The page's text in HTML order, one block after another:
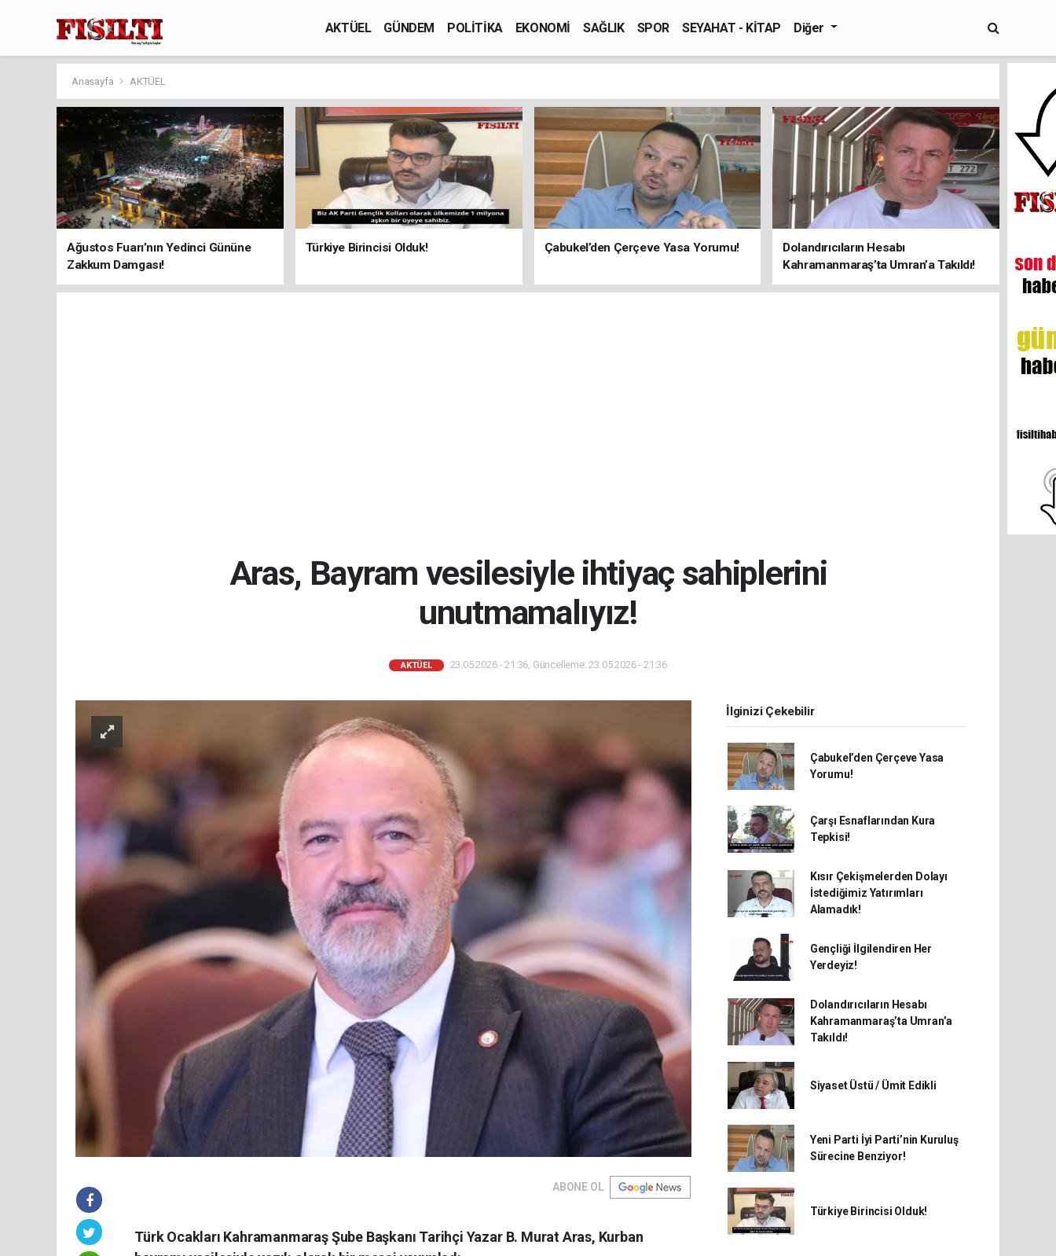
AKTÜEL GÜNDEM POLİTİKA EKONOMİ SAĞLIK SPOR SEYAHAT - KİTAP Diğer
Anasayfa AKTÜEL
Ağustos Fuarı’nın Yedinci Gününe
Zakkum Damgası!
Türkiye Birincisi Olduk! Çabukel’den Çerçeve Yasa Yorumu!
Dolandırıcıların Hesabı
Kahramanmaraş’ta Umran’a Takıldı!
Aras, Bayram vesilesiyle ihtiyaç sahiplerini
unutmamalıyız!
AKTÜEL 23.05.2026 - 21:36, Güncelleme: 23.05.2026 - 21:36
ABONE OL
Türk Ocakları Kahramanmaraş Şube Başkanı Tarihçi Yazar B. Murat Aras, Kurban
İlginizi Çekebilir
Çabukel’den Çerçeve Yasa
Yorumu!
Çarşı Esnaflarından Kura
Tepkisi!
Kısır Çekişmelerden Dolayı
İstediğimiz Yatırımları
Alamadık!
Gençliği İlgilendiren Her
Yerdeyiz!
Dolandırıcıların Hesabı
Kahramanmaraş’ta Umran’a
Takıldı!
Siyaset Üstü / Ümit Edikli
Yeni Parti İyi Parti’nin Kuruluş
Sürecine Benziyor!
Türkiye Birincisi Olduk!